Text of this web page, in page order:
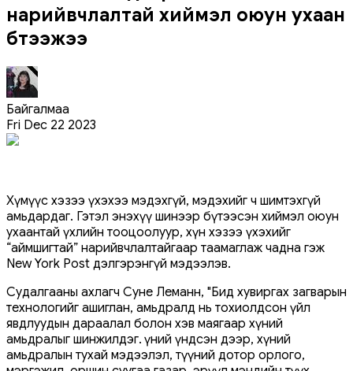
нарийвчлалтай хиймэл оюун ухаан
бүтээжээ
Байгалмаа
Fri Dec 22 2023
Хүмүүс хэзээ үхэхээ мэдэхгүй, мэдэхийг ч шимтэхгүй
амьдардаг. Гэтэл энэхүү шинээр бүтээсэн хиймэл оюун
ухаантай үхлийн тооцоолуур, хүн хэзээ үхэхийг
“аймшигтай” нарийвчлалтайгаар таамаглаж чадна гэж
New York Post дэлгэрэнгүй мэдээлэв.
Судалгааны ахлагч Суне Леманн, "Бид хувиргах загварын
технологийг ашиглан, амьдралд нь тохиолдсон үйл
явдлуудын дараалал болон хэв маягаар хүний ​​
амьдралыг шинжилдэг. Үүний үндсэн дээр, хүний ​​
амьдралын тухай мэдээлэл, түүний дотор орлого,